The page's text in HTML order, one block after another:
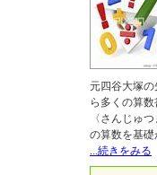
元四谷大塚
ら多くの算
〈さんじゅ
の算数を基
...続きをみる